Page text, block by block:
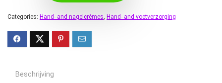
Categories: Hand- and nagelcrèmes, Hand- and voetverzorging
Beschrijving